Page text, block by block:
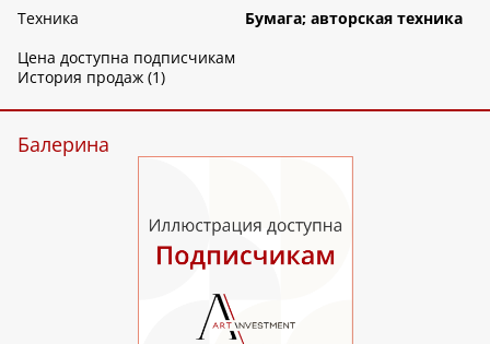
Техника
Бумага; авторская техника
Цена доступна подписчикам
История продаж (1)
Балерина